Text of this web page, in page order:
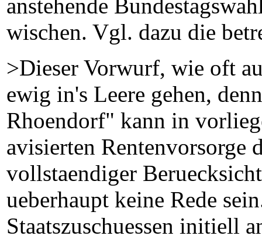
anstehende
wischen. Vgl. dazu die
>Dieser Vorwurf, wie oft
ewig in's Leere gehen,
Rhoendorf" kann in
avisierten Rentenvorsorge
vollstaendiger
ueberhaupt keine Rede
Staatszuschuessen initiell